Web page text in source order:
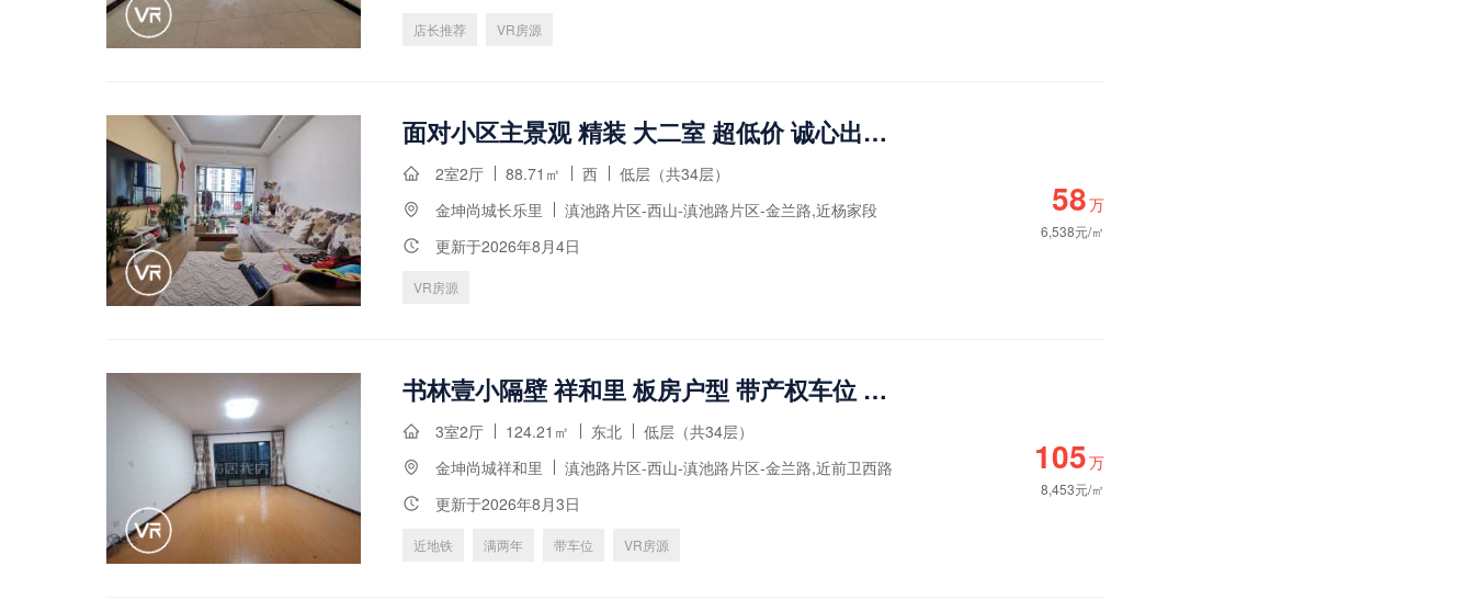
店长推荐 VR房源
面对小区主景观 精装 大二室 超低价 诚心出售 看房方便
2室2厅 88.71㎡ 西
低层（共34层）
金坤尚城长乐里
滇池路片区-西山-滇池路片区-金兰路,近杨家段
更新于2026年8月4日
VR房源
58万
6,538元/㎡
书林壹小隔壁 祥和里 板房户型 带产权车位 诚意出售
3室2厅 124.21㎡ 东北
低层（共34层）
金坤尚城祥和里
滇池路片区-西山-滇池路片区-金兰路,近前卫西路
更新于2026年8月3日
近地铁 满两年 带车位 VR房源
105万
8,453元/㎡